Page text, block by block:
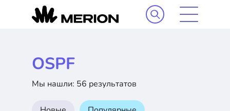
OSPF
Мы нашли: 56 результатов